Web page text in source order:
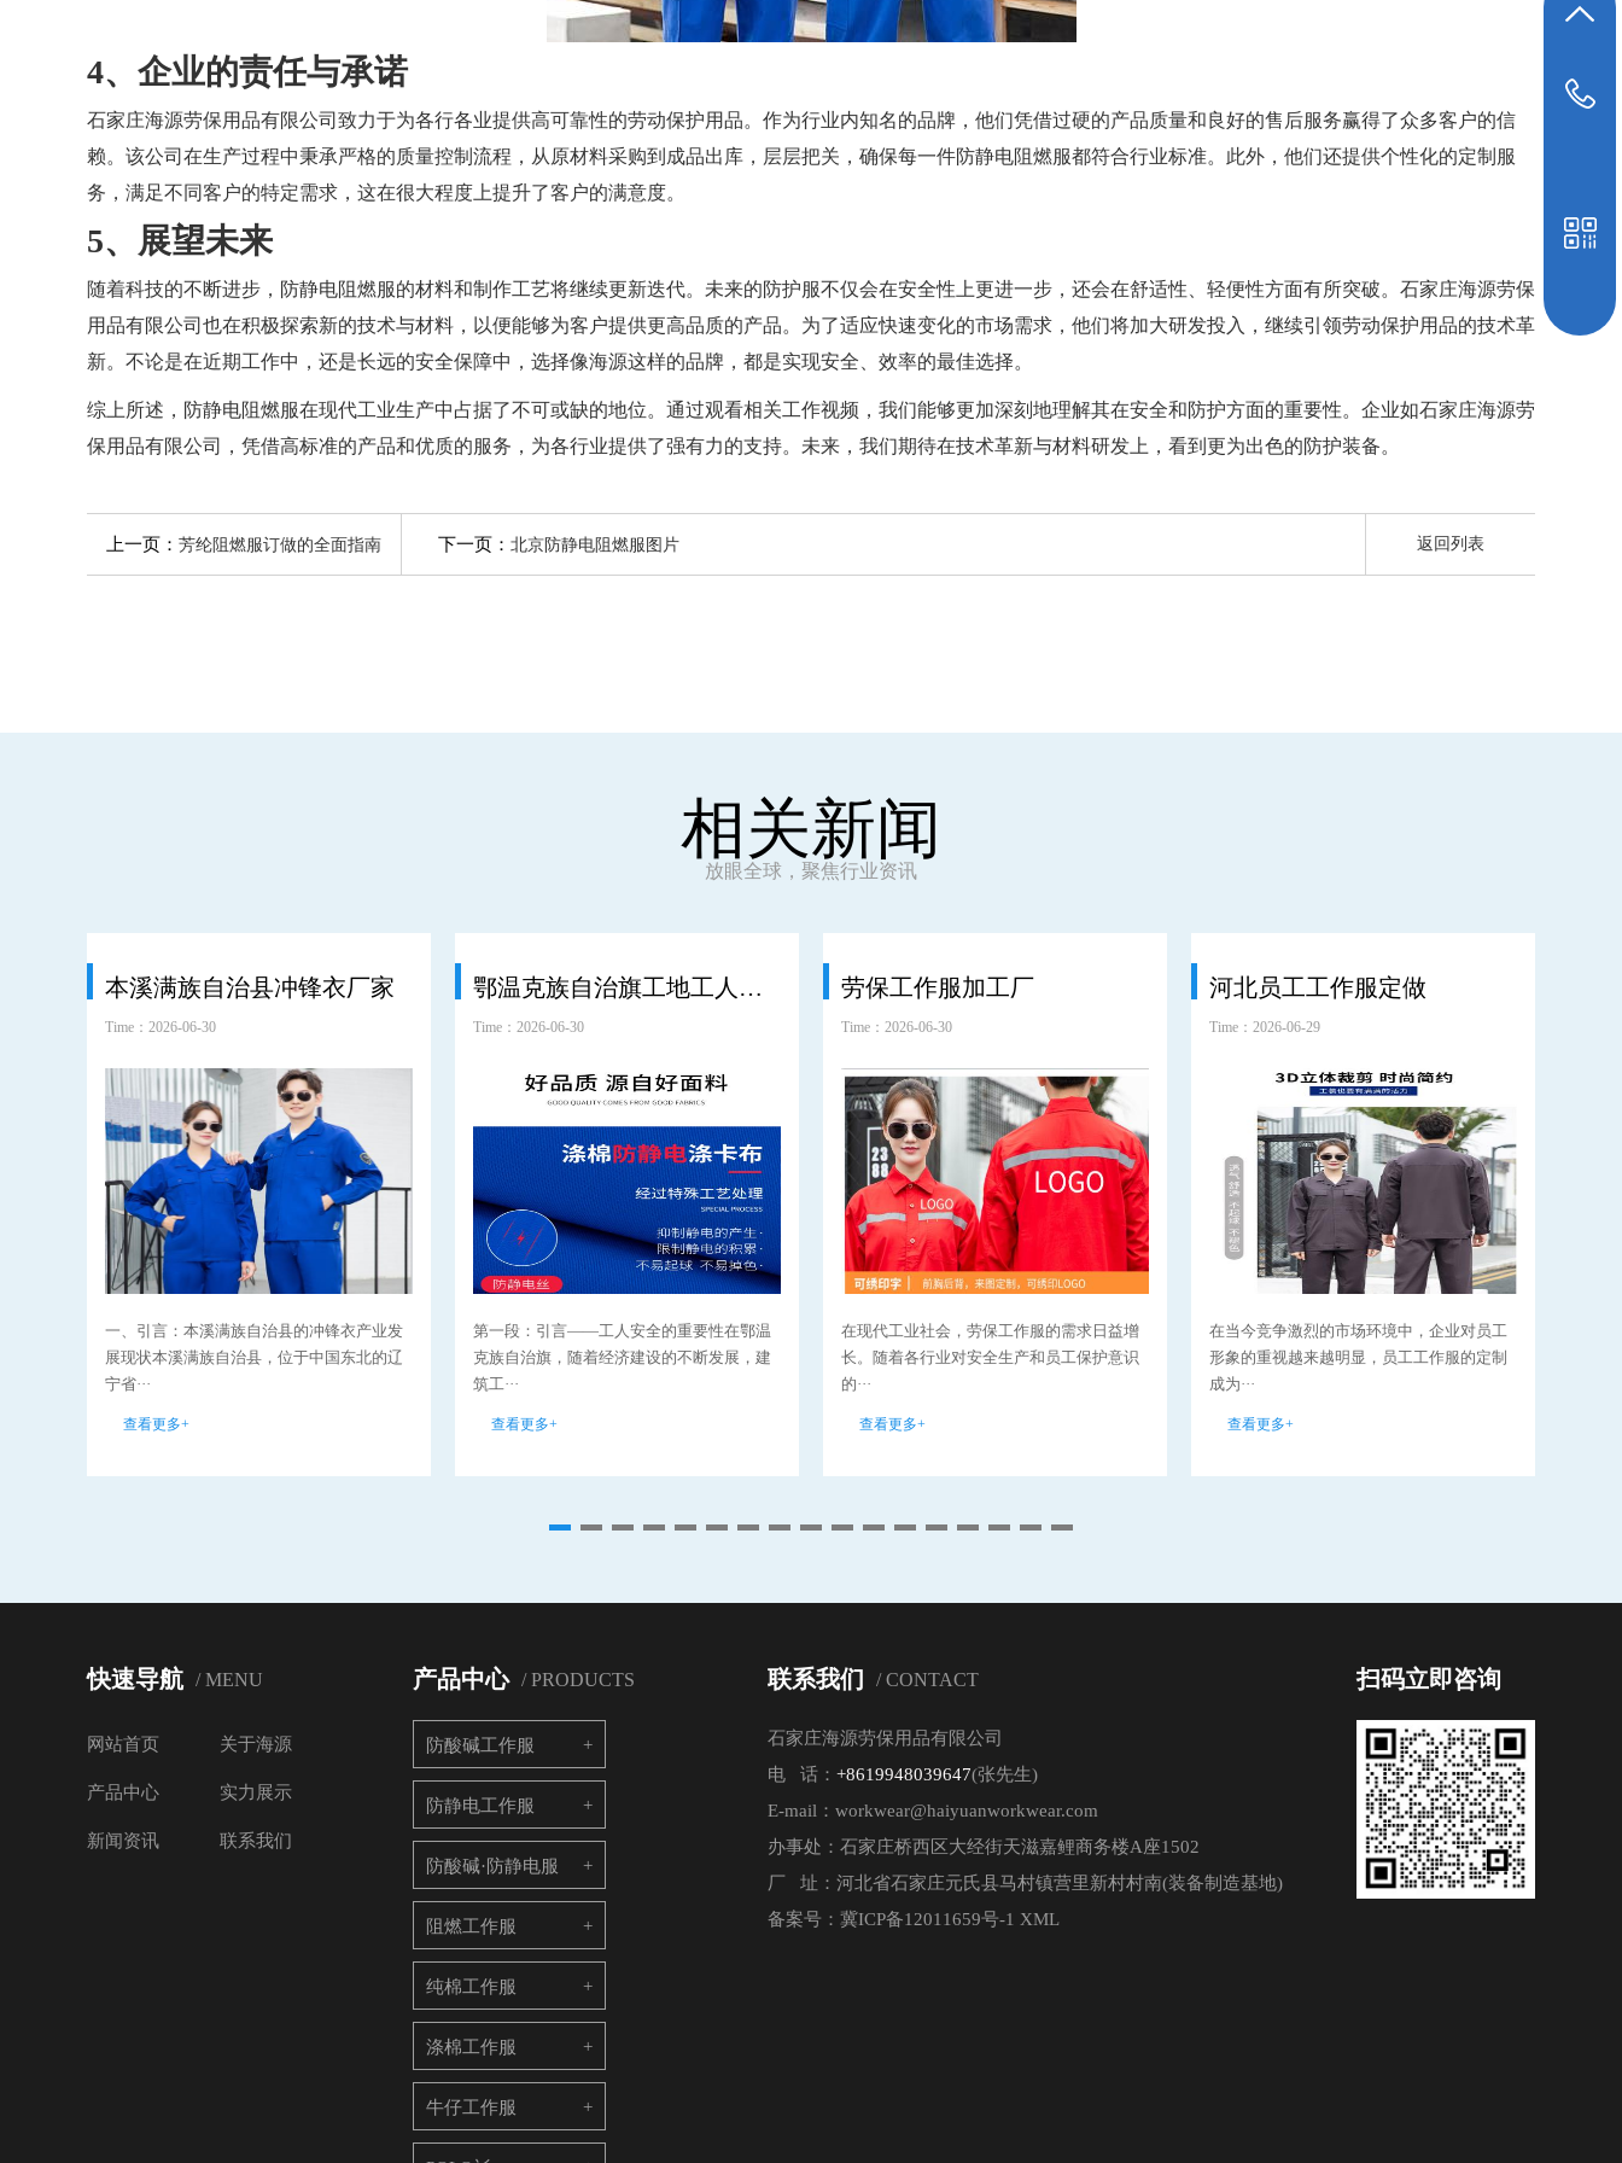
4、企业的责任与承诺
石家庄海源劳保用品有限公司致力于为各行各业提供高可靠性的劳动保护用品。作为行业内知名的品牌，他们凭借过硬的产品质量和良好的售后服务赢得了众多客户的信
赖。该公司在生产过程中秉承严格的质量控制流程，从原材料采购到成品出库，层层把关，确保每一件防静电阻燃服都符合行业标准。此外，他们还提供个性化的定制服
务，满足不同客户的特定需求，这在很大程度上提升了客户的满意度。
5、展望未来
随着科技的不断进步，防静电阻燃服的材料和制作工艺将继续更新迭代。未来的防护服不仅会在安全性上更进一步，还会在舒适性、轻便性方面有所突破。石家庄海源劳保
用品有限公司也在积极探索新的技术与材料，以便能够为客户提供更高品质的产品。为了适应快速变化的市场需求，他们将加大研发投入，继续引领劳动保护用品的技术革
新。不论是在近期工作中，还是长远的安全保障中，选择像海源这样的品牌，都是实现安全、效率的最佳选择。
综上所述，防静电阻燃服在现代工业生产中占据了不可或缺的地位。通过观看相关工作视频，我们能够更加深刻地理解其在安全和防护方面的重要性。企业如石家庄海源劳
保用品有限公司，凭借高标准的产品和优质的服务，为各行业提供了强有力的支持。未来，我们期待在技术革新与材料研发上，看到更为出色的防护装备。
上一页： 芳纶阻燃服订做的全面指南 下一页： 北京防静电阻燃服图片 返回列表
相关新闻
放眼全球，聚焦行业资讯
本溪满族自治县冲锋衣厂家
Time：2026-06-30
一、引言：本溪满族自治县的冲锋衣产业发
展现状本溪满族自治县，位于中国东北的辽
宁省···
查看更多+
鄂温克族自治旗工地工人劳保服工装
Time：2026-06-30
第一段：引言——工人安全的重要性在鄂温
克族自治旗，随着经济建设的不断发展，建
筑工···
查看更多+
劳保工作服加工厂
Time：2026-06-30
在现代工业社会，劳保工作服的需求日益增
长。随着各行业对安全生产和员工保护意识
的···
查看更多+
河北员工工作服定做
Time：2026-06-29
在当今竞争激烈的市场环境中，企业对员工
形象的重视越来越明显，员工工作服的定制
成为···
查看更多+
快速导航 / MENU
网站首页 关于海源
产品中心 实力展示
新闻资讯 联系我们
产品中心 / PRODUCTS
防酸碱工作服
防静电工作服
防酸碱·防静电服
阻燃工作服
纯棉工作服
涤棉工作服
牛仔工作服
联系我们 / CONTACT
石家庄海源劳保用品有限公司
电 话： +8619948039647(张先生)
E-mail：workwear@haiyuanworkwear.com
办事处：石家庄桥西区大经街天滋嘉鲤商务楼A座1502
厂 址：河北省石家庄元氏县马村镇营里新村村南(装备制造基地)
备案号： 冀ICP备12011659号-1 XML
扫码立即咨询